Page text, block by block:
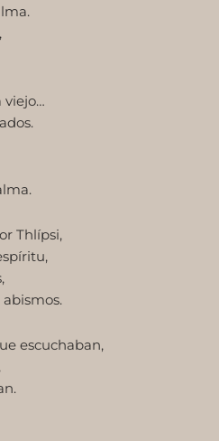
viejo…
Thlípsi,
escuchaban,